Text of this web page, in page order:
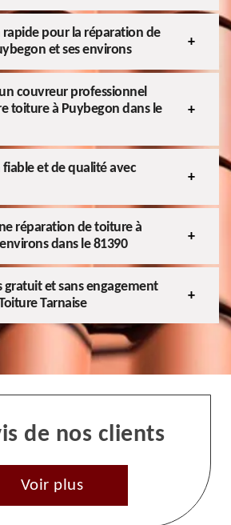
pour la réparation de
et ses environs
couvreur professionnel
toiture à Puybegon dans le
et de qualité avec
réparation de toiture à
dans le 81390
gratuit et sans engagement
Tarnaise
de nos clients
Voir plus